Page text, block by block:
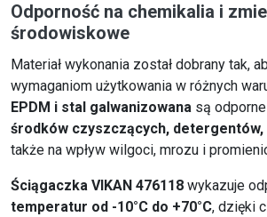
Odporność na chemikalia i
środowiskowe
Materiał wykonania został dobrany tak,
wymaganiom użytkowania w różnych
EPDM i stal galwanizowana są
środków czyszczących, detergentów,
także na wpływ wilgoci, mrozu i
Ściągaczka VIKAN 476118 wykazuje
temperatur od -10°C do +70°C, dzięki